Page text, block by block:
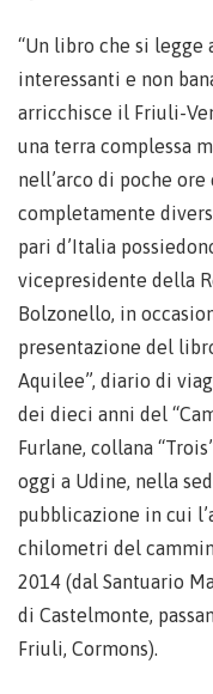
“Un libro che si legge
interessanti e non
arricchisce il Friuli-
una terra complessa
nell’arco di poche
completamente
pari d’Italia
vicepresidente della
Bolzonello, in
presentazione del
Aquilee”, diario di
dei dieci anni del
Furlane, collana
oggi a Udine, nella
pubblicazione in cui
chilometri del
2014 (dal Santuario
di Castelmonte,
Friuli, Cormons).